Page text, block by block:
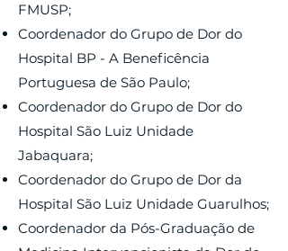
FMUSP;
Coordenador do Grupo de Dor do
Hospital BP - A Beneficência
Portuguesa de São Paulo;
Coordenador do Grupo de Dor do
Hospital São Luiz Unidade
Jabaquara;
Coordenador do Grupo de Dor da
Hospital São Luiz Unidade Guarulhos;
Coordenador da Pós-Graduação de